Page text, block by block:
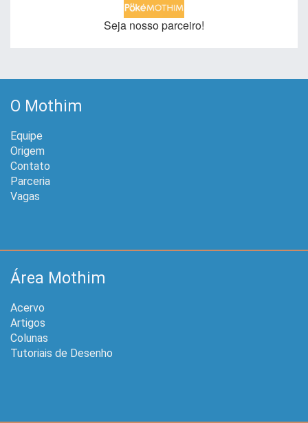
Seja nosso parceiro!
O Mothim
Equipe
Origem
Contato
Parceria
Vagas
Área Mothim
Acervo
Artigos
Colunas
Tutoriais de Desenho